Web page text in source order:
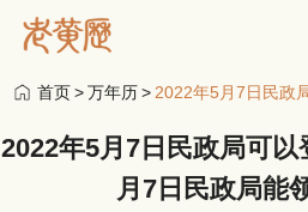
首页>万年历>
2022年5月7日民政局可
月7日民政局能